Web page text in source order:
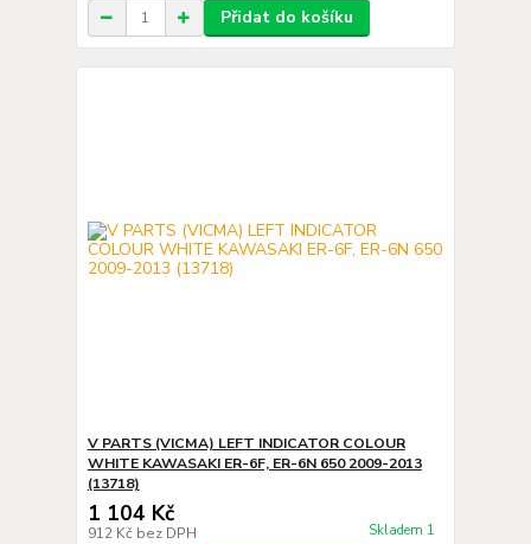
Přidat do košíku
V PARTS (VICMA) LEFT INDICATOR COLOUR
WHITE KAWASAKI ER-6F, ER-6N 650 2009-2013
(13718)
1 104 Kč
912 Kč bez DPH Skladem 1